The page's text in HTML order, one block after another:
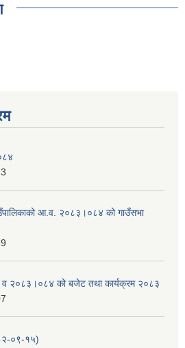
आ.व. २०८३।०८४ को गाउँसभा
व २०८३।०८४ को बजेट तथा कार्यक्रम २०८३
०९-१५)